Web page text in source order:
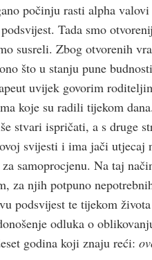
počinju rasti alpha
Tada smo
susreli. Zbog otvorenih
što u stanju pune
uvijek govorim
koje su radili tijekom
stvari ispričati, a s druge
svijesti i ima jači
samoprocjenu. Na taj
za njih potpuno
podsvijest te tijekom
odluka o
godina koji znaju reći: